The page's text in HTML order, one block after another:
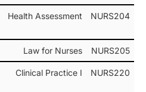
NURS204
Health Assessment
NURS205
Law for Nurses
NURS220
Clinical Practice I